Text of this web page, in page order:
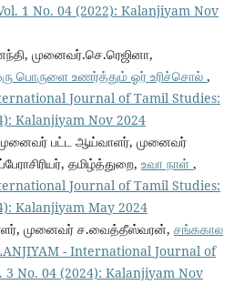
1 No. 04 (2022): Kalanjiyam Nov
முனைவர்.செ.ரெஜினா,
பொருளை உணர்த்தும் ஓர் உரிச்சொல் ,
Journal of Tamil Studies:
Kalanjiyam Nov 2024
முனைவர் பட்ட ஆய்வாளர், முனைவர்
தமிழ்த்துறை, உவா நாள் ,
Journal of Tamil Studies:
Kalanjiyam May 2024
முனைவர் ச.வைத்தீஸ்வரன், சங்ககால
- International Journal of
3 No. 04 (2024): Kalanjiyam Nov